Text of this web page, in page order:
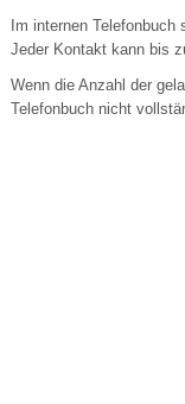
Im internen
Jeder Kontakt kann bis
Wenn die Anzahl der
Telefonbuch nicht